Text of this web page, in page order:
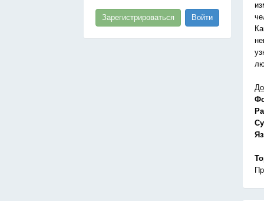
Зарегистрироваться Войти